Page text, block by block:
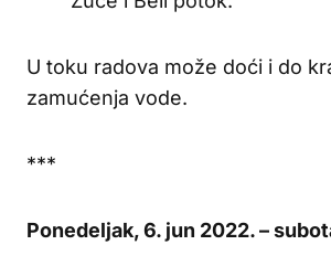
U toku radova može doći i do
zamućenja vode.
***
Ponedeljak, 6. jun 2022. –